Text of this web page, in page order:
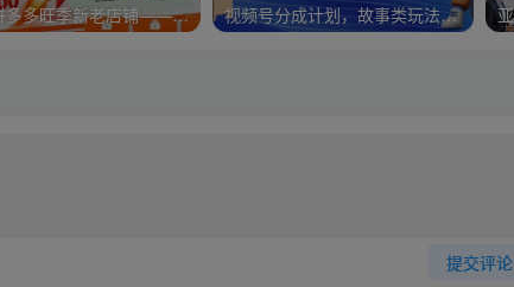
2025拼多多旺季新老店铺——快速低成本起量破千单 视频号分成计划，故事类玩法，潜力巨大，可以说是一匹黑马，详细教程
提交评论